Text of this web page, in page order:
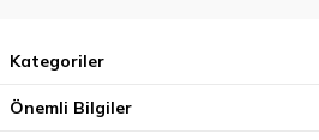
Kategoriler
Önemli Bilgiler